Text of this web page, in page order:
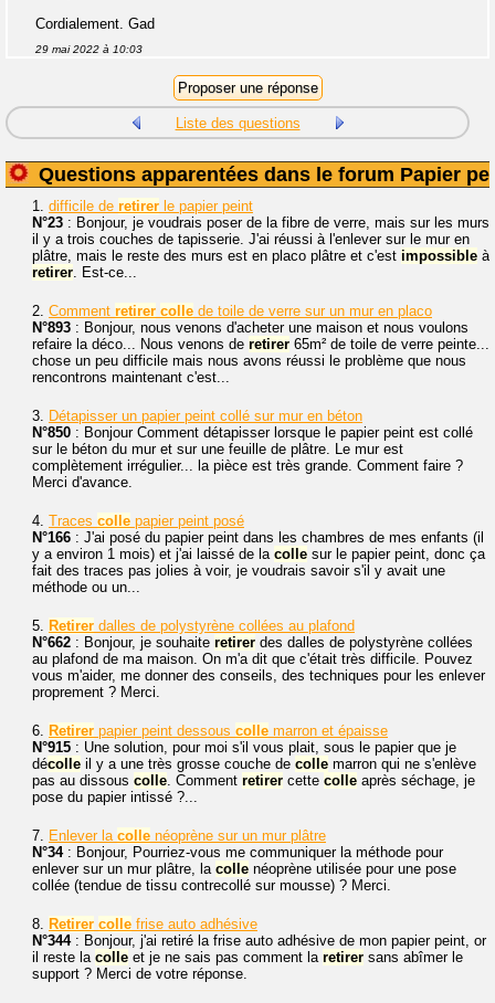
Cordialement. Gad
29 mai 2022 à 10:03
Liste des questions
Questions apparentées dans le forum Papier
1. difficile de retirer le papier peint
N°23 : Bonjour, je voudrais poser de la fibre de verre, mais sur les murs
il y a trois couches de tapisserie. J'ai réussi à l'enlever sur le mur en
plâtre, mais le reste des murs est en placo plâtre et c'est impossible à
retirer. Est-ce...
2. Comment retirer colle de toile de verre sur un mur en placo
N°893 : Bonjour, nous venons d'acheter une maison et nous voulons
refaire la déco... Nous venons de retirer 65m² de toile de verre peinte...
chose un peu difficile mais nous avons réussi le problème que nous
rencontrons maintenant c'est...
3. Détapisser un papier peint collé sur mur en béton
N°850 : Bonjour Comment détapisser lorsque le papier peint est collé
sur le béton du mur et sur une feuille de plâtre. Le mur est
complètement irrégulier... la pièce est très grande. Comment faire ?
Merci d'avance.
4. Traces colle papier peint posé
N°166 : J'ai posé du papier peint dans les chambres de mes enfants (il
y a environ 1 mois) et j'ai laissé de la colle sur le papier peint, donc ça
fait des traces pas jolies à voir, je voudrais savoir s'il y avait une
méthode ou un...
5. Retirer dalles de polystyrène collées au plafond
N°662 : Bonjour, je souhaite retirer des dalles de polystyrène collées
au plafond de ma maison. On m'a dit que c'était très difficile. Pouvez
vous m'aider, me donner des conseils, des techniques pour les enlever
proprement ? Merci.
6. Retirer papier peint dessous colle marron et épaisse
N°915 : Une solution, pour moi s'il vous plait, sous le papier que je
décolle il y a une très grosse couche de colle marron qui ne s'enlève
pas au dissous colle. Comment retirer cette colle après séchage, je
pose du papier intissé ?...
7. Enlever la colle néoprène sur un mur plâtre
N°34: Bonjour, Pourriez-vous me communiquer la méthode pour
enlever sur un mur plâtre, la colle néoprène utilisée pour une pose
collée (tendue de tissu contrecollé sur mousse) ? Merci.
8. Retirer colle frise auto adhésive
N°344: Bonjour, j'ai retiré la frise auto adhésive de mon papier peint, or
il reste la colle et je ne sais pas comment la retirer sans abîmer le
support ? Merci de votre réponse.